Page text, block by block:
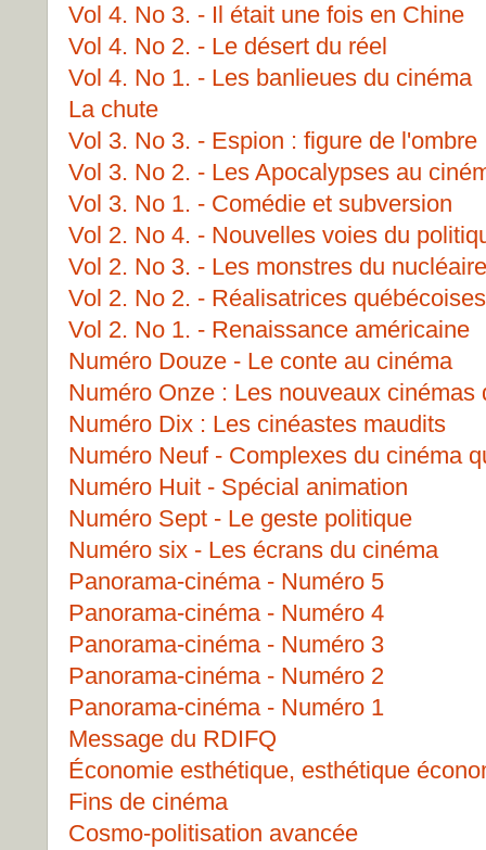
Vol 4. No 3. - Il était une fois en Chine
Vol 4. No 2. - Le désert du réel
Vol 4. No 1. - Les banlieues du cinéma
La chute
Vol 3. No 3. - Espion : figure de l'ombre
Vol 3. No 2. - Les Apocalypses au
Vol 3. No 1. - Comédie et subversion
Vol 2. No 4. - Nouvelles voies du
Vol 2. No 3. - Les monstres du nucléaire
Vol 2. No 2. - Réalisatrices québécoises
Vol 2. No 1. - Renaissance américaine
Numéro Douze - Le conte au cinéma
Numéro Onze : Les nouveaux cinémas
Numéro Dix : Les cinéastes maudits
Numéro Neuf - Complexes du cinéma
Numéro Huit - Spécial animation
Numéro Sept - Le geste politique
Numéro six - Les écrans du cinéma
Panorama-cinéma - Numéro 5
Panorama-cinéma - Numéro 4
Panorama-cinéma - Numéro 3
Panorama-cinéma - Numéro 2
Panorama-cinéma - Numéro 1
Message du RDIFQ
Économie esthétique, esthétique
Fins de cinéma
Cosmo-politisation avancée